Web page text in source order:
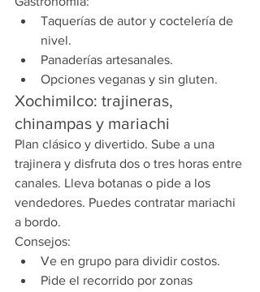
Taquerías de autor y coctelería de
nivel.
Panaderías artesanales.
Opciones veganas y sin gluten.
Xochimilco: trajineras,
chinampas y mariachi
Plan clásico y divertido. Sube a una
trajinera y disfruta dos o tres horas entre
canales. Lleva botanas o pide a los
vendedores. Puedes contratar mariachi
a bordo.
Consejos:
Ve en grupo para dividir costos.
Pide el recorrido por zonas